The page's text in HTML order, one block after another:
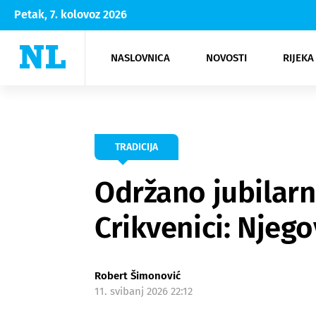
Petak, 7. kolovoz 2026
NASLOVNICA NOVOSTI
Rijeka Opatija
NK
Moda
Kultura
TRADICIJA
Održano
Crikvenici:
Robert Šimonović
11. svibanj 2026 22:12